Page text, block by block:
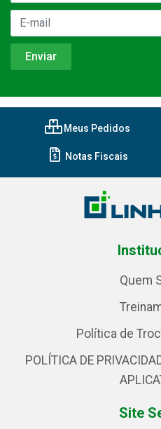
Meus Pedidos
Notas Fiscais
Quem
Política de
POLÍTICA DE
Site